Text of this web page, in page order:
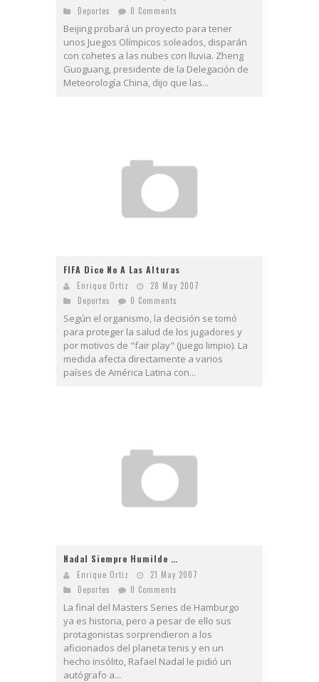
Deportes
0 Comments
Beijing probará un proyecto para tener
unos Juegos Olímpicos soleados, disparán
con cohetes a las nubes con lluvia. Zheng
Guoguang, presidente de la Delegación de
Meteorología China, dijo que las...
FIFA Dice No A Las Alturas
Enrique Ortiz
28 May 2007
Deportes
0 Comments
Según el organismo, la decisión se tomó
para proteger la salud de los jugadores y
por motivos de "fair play" (juego limpio). La
medida afecta directamente a varios
países de América Latina con...
Nadal Siempre Humilde …
Enrique Ortiz
21 May 2007
Deportes
0 Comments
La final del Masters Series de Hamburgo
ya es historia, pero a pesar de ello sus
protagonistas sorprendieron a los
aficionados del planeta tenis y en un
hecho insólito, Rafael Nadal le pidió un
autógrafo a...